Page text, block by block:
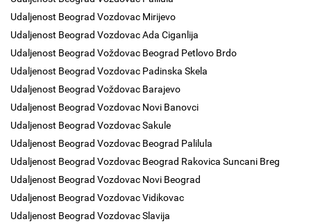
Udaljenost Beograd Vozdovac Mirijevo
Udaljenost Beograd Vozdovac Ada Ciganlija
Udaljenost Beograd Voždovac Beograd Petlovo Brdo
Udaljenost Beograd Vozdovac Padinska Skela
Udaljenost Beograd Voždovac Barajevo
Udaljenost Beograd Vozdovac Novi Banovci
Udaljenost Beograd Vozdovac Sakule
Udaljenost Beograd Vozdovac Beograd Palilula
Udaljenost Beograd Vozdovac Beograd Rakovica Suncani Breg
Udaljenost Beograd Vozdovac Novi Beograd
Udaljenost Beograd Vozdovac Vidikovac
Udaljenost Beograd Vozdovac Slavija